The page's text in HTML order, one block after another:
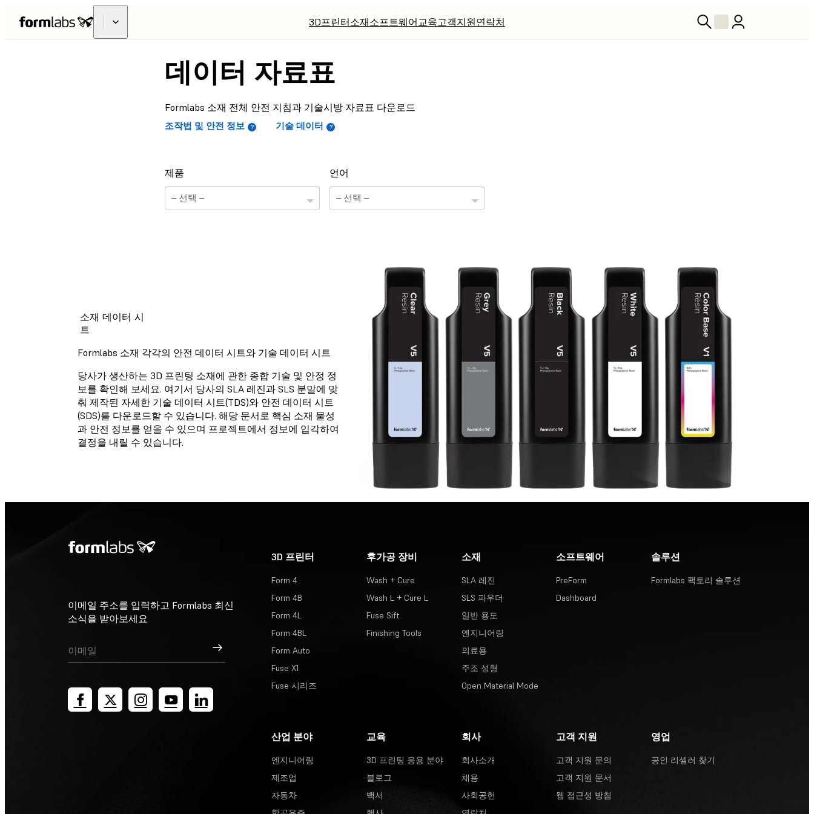
3D프린터소재소프트웨어교육고객지원연락처
데이터 자료표
Formlabs 소재 전체 안전 지침과 기술시방 자료표 다운로드
조작법 및 안전 정보 기술 데이터
제품 언어
안전 정보 자료표
선택하신 소재는 현재 안전정
보 자료표를 준비하는 중입니
다.
소재 데이터 시
트
Formlabs 소재 각각의 안전 데이터 시트와 기술 데이터 시트
당사가 생산하는 3D 프린팅 소재에 관한 종합 기술 및 안정 정
보를 확인해 보세요. 여기서 당사의 SLA 레진과 SLS 분말에 맞
춰 제작된 자세한 기술 데이터 시트(TDS)와 안전 데이터 시트
(SDS)를 다운로드할 수 있습니다. 해당 문서로 핵심 소재 물성
과 안전 정보를 얻을 수 있으며 프로젝트에서 정보에 입각하여
결정을 내릴 수 있습니다.
이메일 주소를 입력하고 Formlabs 최신
소식을 받아보세요
가입
3D 프린터
Form 4
Form 4B
Form 4L
Form 4BL
Form Auto
Fuse X1
Fuse 시리즈
후가공 장비
Wash + Cure
Wash L + Cure L
Fuse Sift
Finishing Tools
소재
SLA 레진
SLS 파우더
일반 용도
엔지니어링
의료용
주조 성형
Open Material Mode
소프트웨어
PreForm
Dashboard
솔루션
Formlabs 팩토리 솔루션
산업 분야
엔지니어링
제조업
자동차
교육
3D 프린팅 응용 분야
블로그
백서
회사
회사소개
채용
사회공헌
고객 지원
고객 지원 문의
고객 지원 문서
웹 접근성 방침
영업
공인 리셀러 찾기